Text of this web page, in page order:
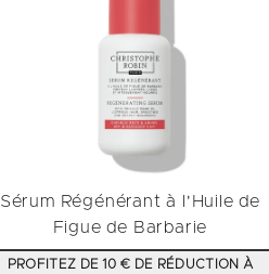
Sérum Régénérant à l'Huile de
Figue de Barbarie
PROFITEZ DE 10 € DE RÉDUCTION À